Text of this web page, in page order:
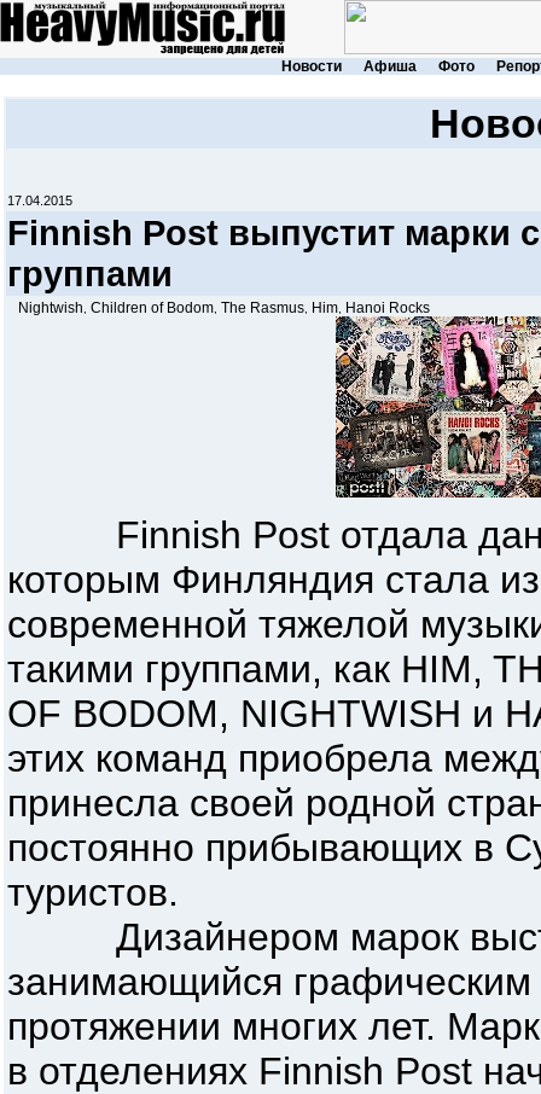
Новости Афиша Фото
17.04.2015
Finnish Post выпустит
группами
Nightwish Children of Bodom The Rasmus Him Hanoi Rocks
Finnish Post отдала дань
которым Финляндия стала
современной тяжелой
такими группами, как HIM,
OF BODOM, NIGHTWISH и
этих команд приобрела
принесла своей родной
постоянно прибывающих в
туристов.
Дизайнером марок
занимающийся
протяжении многих лет.
в отделениях Finnish Post